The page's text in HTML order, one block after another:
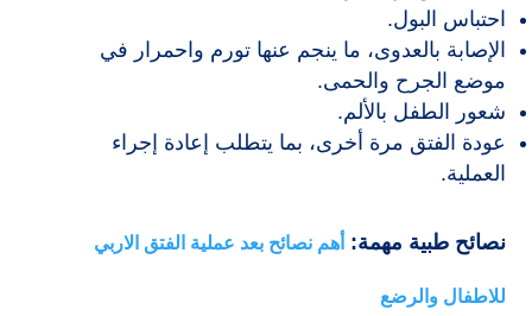
احتباس البول.
الإصابة بالعدوى، ما ينجم عنها تورم واحمرار في
موضع الجرح والحمى.
شعور الطفل بالألم.
عودة الفتق مرة أخرى، بما يتطلب إعادة إجراء
العملية.
نصائح طبية مهمة: أهم نصائح بعد عملية الفتق الاربي
للاطفال والرضع